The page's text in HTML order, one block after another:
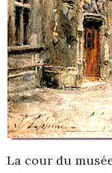
La cour du